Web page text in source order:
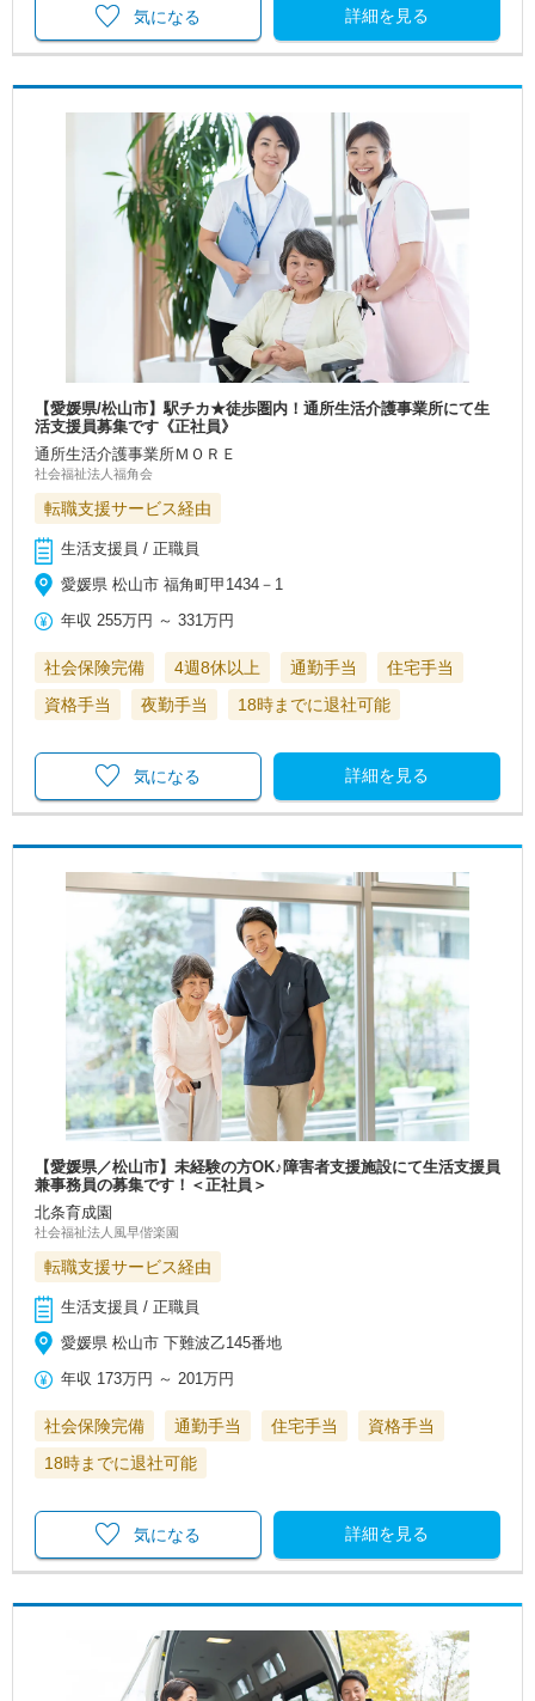
詳細を見る
気になる
【愛媛県/松山市】駅チカ★徒歩圏内！通所生活介護事業所にて生
活支援員募集です《正社員》
通所生活介護事業所ＭＯＲＥ
社会福祉法人福角会
転職支援サービス経由
生活支援員 / 正職員
愛媛県 松山市 福角町甲1434－1
年収 255万円 ～331万円
社会保険完備 4週8休以上 通勤手当
住宅手当
資格手当
夜勤手当 18時までに退社可能
詳細を見る
気になる
【愛媛県／松山市】未経験の方OK♪障害者支援施設にて生活支援員
兼事務員の募集です！＜正社員＞
北条育成園
社会福祉法人風早偕楽園
転職支援サービス経由
生活支援員 / 正職員
愛媛県 松山市 下難波乙145番地
年収 173万円 ～ 201万円
社会保険完備 通勤手当 住宅手当
資格手当
18時までに退社可能
詳細を見る
気になる